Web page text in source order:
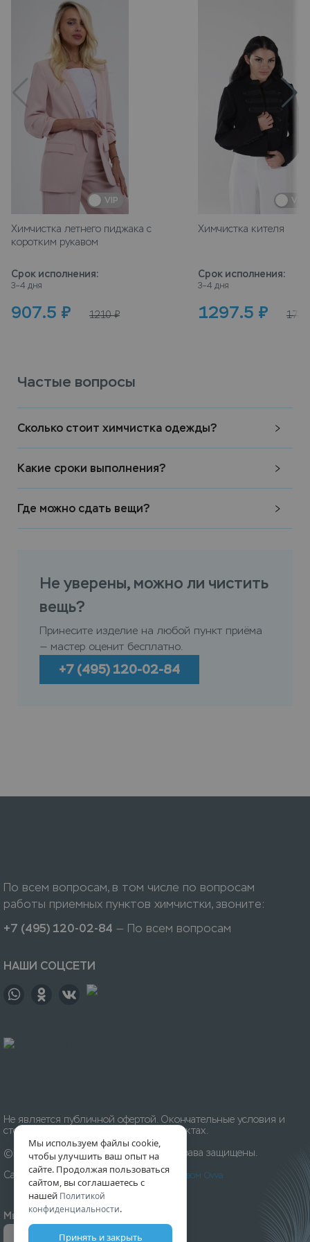
VIP
Химчистка летнего пиджака с
коротким рукавом
Срок исполнения:
3–4 дня
907.5 ₽ 1210 ₽
VIP
Химчистка кителя
Срок исполнения:
3–4 дня
1297.5 ₽ 1730
Частые вопросы
Сколько стоит химчистка одежды?
Какие сроки выполнения?
Где можно сдать вещи?
Не уверены, можно ли чистить
вещь?
Принесите изделие на любой пункт приёма
— мастер оценит бесплатно.
+7 (495) 120-02-84
Мы используем файлы cookie,
чтобы улучшить ваш опыт на
сайте. Продолжая пользоваться
сайтом, вы соглашаетесь с
нашей Политикой
конфиденциальности.
Принять и закрыть
По всем вопросам, в том числе по вопросам
работы приемных пунктов химчистки, звоните:
+7 (495) 120-02-84 — По всем вопросам
НАШИ СОЦСЕТИ
Не является публичной офертой. Окончательные условия и
стоимость уточняйте на приёмных пунктах.
© 1996-2026Химчистка «Леда». Все права защищены.
Сайт разработан и создан Digital-агентством Ovva
Мы принимаем к оплате: